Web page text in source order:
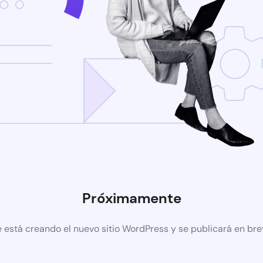
Próximamente
está creando el nuevo sitio WordPress y se publicará en